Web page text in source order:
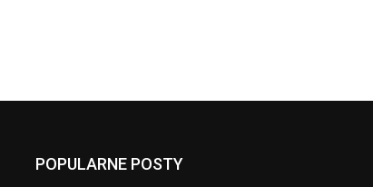
POPULARNE POSTY